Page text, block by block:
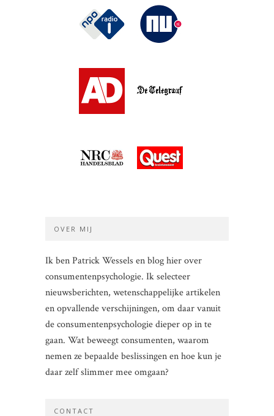
OVER MIJ
Ik ben Patrick Wessels en blog hier over
consumentenpsychologie. Ik selecteer
nieuwsberichten, wetenschappelijke artikelen
en opvallende verschijningen, om daar vanuit
de consumentenpsychologie dieper op in te
gaan. Wat beweegt consumenten, waarom
nemen ze bepaalde beslissingen en hoe kun je
daar zelf slimmer mee omgaan?
CONTACT